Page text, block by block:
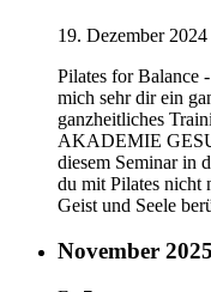
19. Dezember
Pilates for Balance
mich sehr dir ein
ganzheitliches
AKADEMIE
diesem Seminar in
du mit Pilates nicht
Geist und Seele
November 2025